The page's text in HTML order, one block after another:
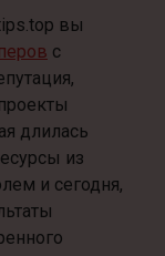
вы
с
длилась
из
и сегодня,